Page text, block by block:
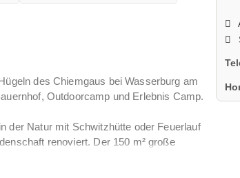
des Chiemgaus bei Wasserburg am
Outdoorcamp und Erlebnis Camp.
der Natur mit Schwitzhütte oder Feuerlauf
renoviert. Der 150 m² große